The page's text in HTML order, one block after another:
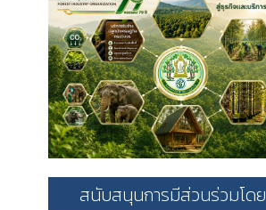
สนับสนุนการมีส่วนร่วมโดย